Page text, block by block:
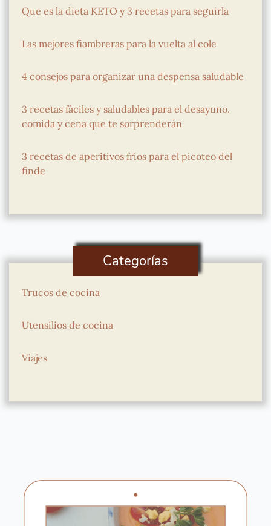
Que es la dieta KETO y 3 recetas para seguirla
Las mejores fiambreras para la vuelta al cole
4 consejos para organizar una despensa saludable
3 recetas fáciles y saludables para el desayuno,
comida y cena que te sorprenderán
3 recetas de aperitivos fríos para el picoteo del
finde
Categorías
Trucos de cocina
Utensilios de cocina
Viajes